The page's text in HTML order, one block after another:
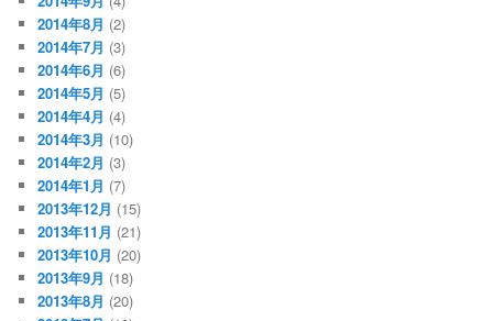
2014年8月 (2)
2014年7月 (3)
2014年6月 (6)
2014年5月 (5)
2014年4月 (4)
2014年3月 (10)
2014年2月 (3)
2014年1月 (7)
2013年12月 (15)
2013年11月 (21)
2013年10月 (20)
2013年9月 (18)
2013年8月 (20)